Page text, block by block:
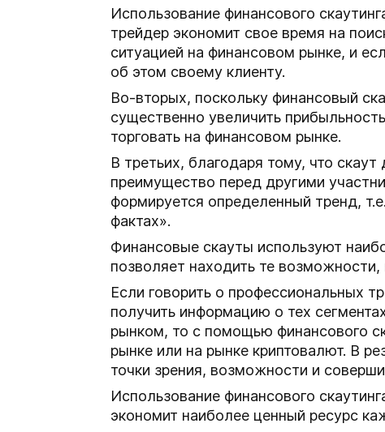
Использование финансового
трейдер экономит свое время на
ситуацией на финансовом рынке, и
об этом своему клиенту.
Во-вторых, поскольку финансовый
существенно увеличить
торговать на финансовом рынке.
В третьих, благодаря тому, что
преимущество перед другими
формируется определенный тренд,
фактах».
Финансовые скауты используют
позволяет находить те
Если говорить о профессиональных
получить информацию о тех
рынком, то с помощью финансового
рынке или на рынке криптовалют. В
точки зрения, возможности и
Использование финансового
экономит наиболее ценный ресурс